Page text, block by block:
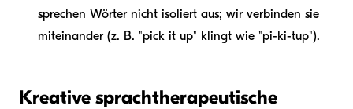
sprechen Wörter nicht isoliert aus; wir verbinden sie
miteinander (z. B. "pick it up" klingt wie "pi-ki-tup").
Kreative sprachtherapeutische